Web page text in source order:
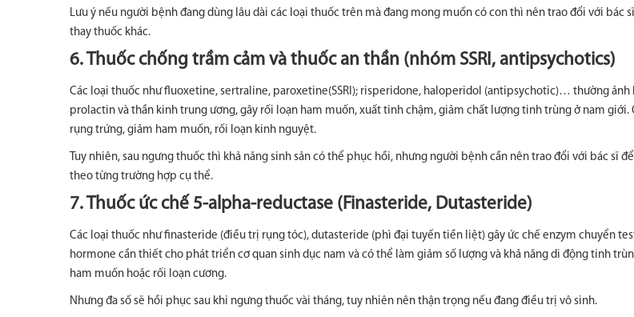
Lưu ý nếu người bệnh đang dùng lâu dài các loại thuốc trên mà đang mong muốn có con thì nên trao đổi với bác
thay thuốc khác.
6. Thuốc chống trầm cảm và thuốc an thần (nhóm SSRI, antipsychotics)
Các loại thuốc như fluoxetine, sertraline, paroxetine(SSRI); risperidone, haloperidol (antipsychotic)… thường ảnh
prolactin và thần kinh trung ương, gây rối loạn ham muốn, xuất tinh chậm, giảm chất lượng tinh trùng ở nam giới.
rụng trứng, giảm ham muốn, rối loạn kinh nguyệt.
Tuy nhiên, sau ngưng thuốc thì khả năng sinh sản có thể phục hồi, nhưng người bệnh cần nên trao đổi với bác sĩ
theo từng trường hợp cụ thể.
7. Thuốc ức chế 5-alpha-reductase (Finasteride, Dutasteride)
Các loại thuốc như finasteride (điều trị rụng tóc), dutasteride (phì đại tuyến tiền liệt) gây ức chế enzym chuyển
hormone cần thiết cho phát triển cơ quan sinh dục nam và có thể làm giảm số lượng và khả năng di động tinh
ham muốn hoặc rối loạn cương.
Nhưng đa số sẽ hồi phục sau khi ngưng thuốc vài tháng, tuy nhiên nên thận trọng nếu đang điều trị vô sinh.